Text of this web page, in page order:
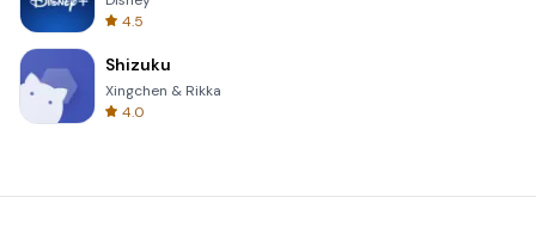
4.5
Shizuku
Xingchen & Rikka
4.0